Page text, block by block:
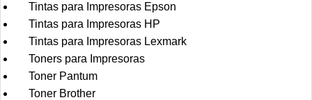
Tintas para Impresoras Epson
Tintas para Impresoras HP
Tintas para Impresoras Lexmark
Toners para Impresoras
Toner Pantum
Toner Brother